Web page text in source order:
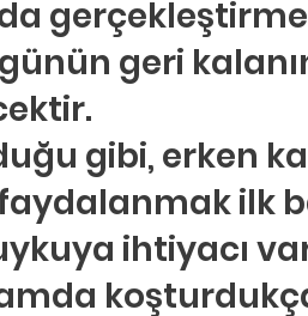
geri
gibi, erken
ilk
ihtiyacı